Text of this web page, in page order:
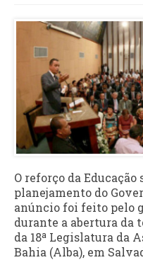
O reforço da Educação
planejamento do
anúncio foi feito pelo
durante a abertura da
da 18ª Legislatura da
Bahia (Alba), em